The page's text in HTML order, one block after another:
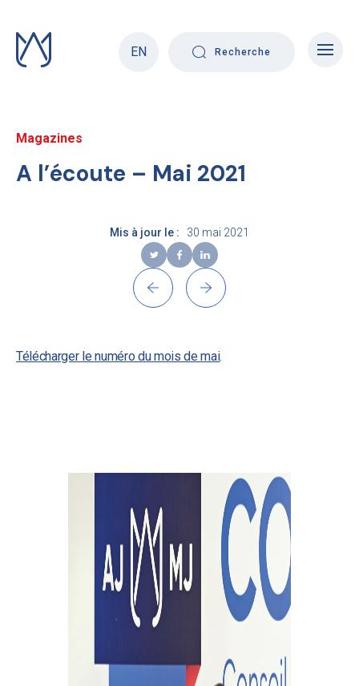
content
EN
Recherche
Magazines
A l’écoute – Mai 2021
Mis à jour le : 30 mai 2021
Télécharger le numéro du mois de mai.